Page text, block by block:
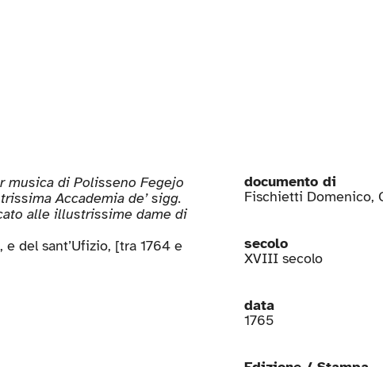
musica di Polisseno Fegejo
Accademia de’ sigg.
alle illustrissime dame di
e del sant’Ufizio, [tra 1764 e
documento di
Fischietti Domenico,
secolo
XVIII secolo
data
1765